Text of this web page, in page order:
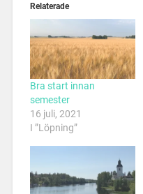
Relaterade
Bra start innan
semester
16 juli, 2021
I ”Löpning”